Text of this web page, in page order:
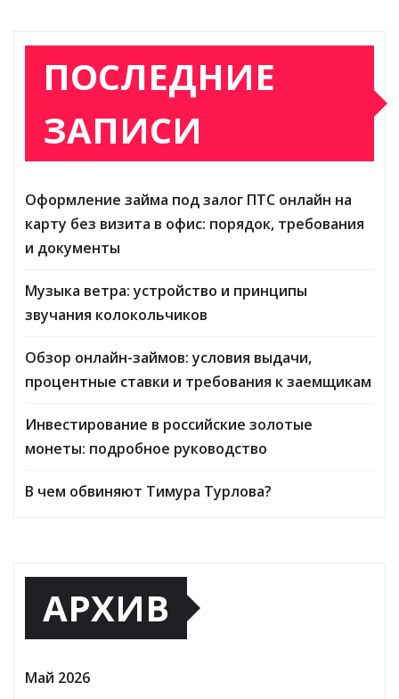
ПОСЛЕДНИЕ
ЗАПИСИ
Оформление займа под залог ПТС онлайн на
карту без визита в офис: порядок, требования
и документы
Музыка ветра: устройство и принципы
звучания колокольчиков
Обзор онлайн-займов: условия выдачи,
процентные ставки и требования к заемщикам
Инвестирование в российские золотые
монеты: подробное руководство
В чем обвиняют Тимура Турлова?
АРХИВ
Май 2026